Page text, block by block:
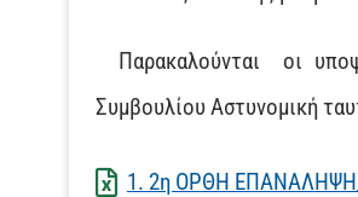
Παρακαλούνται οι
Συμβουλίου Αστυνομική
1. 2η ΟΡΘΗ